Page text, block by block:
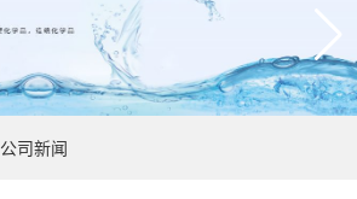
公司新闻